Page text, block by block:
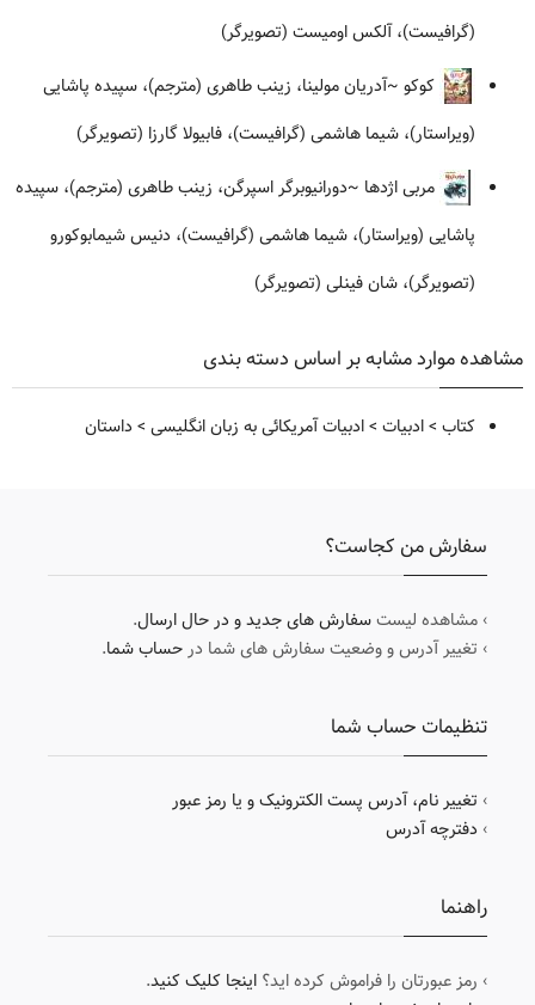
(گرافیست)، آلکس اومیست (تصویرگر)
کوکو ~آدریان مولینا، زینب طاهری (مترجم)، سپیده پاشایی
(ویراستار)، شیما هاشمی (گرافیست)، فابیولا گارزا (تصویرگر)
مربی اژدها ~دورانیوبرگر اسپرگن، زینب طاهری (مترجم)، سپیده
پاشایی (ویراستار)، شیما هاشمی (گرافیست)، دنیس شیمابوکورو
(تصویرگر)، شان فینلی (تصویرگر)
مشاهده موارد مشابه بر اساس دسته بندی
کتاب >ادبیات >ادبیات آمریکائی به زبان انگلیسی > داستان
سفارش من کجاست؟
› مشاهده لیستسفارش های جدید و در حال ارسال.
› تغییر آدرس و وضعیت سفارش های شما درحساب شما.
تنظیمات حساب شما
› تغییر نام، آدرس پست الکترونیک و یا رمز عبور
› دفترچه آدرس
راهنما
› رمز عبورتان را فراموش کرده اید؟ اینجا کلیک کنید.